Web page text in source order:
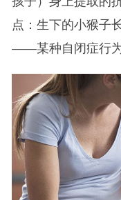
点：生下的小猴子
——某种自闭症行为